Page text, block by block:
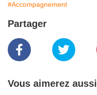
#Accompagnement
Partager
Vous aimerez aussi